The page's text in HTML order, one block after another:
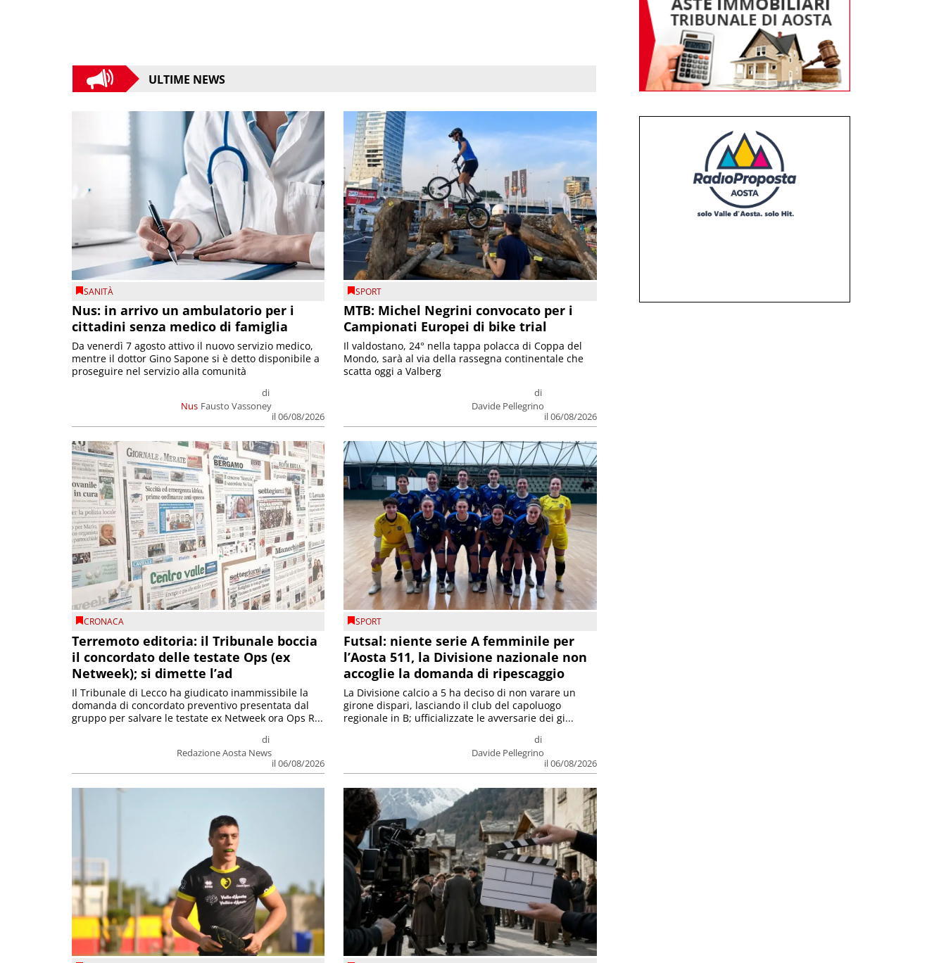
ULTIME NEWS
SANITÀ
Nus: in arrivo un ambulatorio per i
cittadini senza medico di famiglia
Nus
di
Fausto Vassoney
il 06/08/2026
Da venerdì 7 agosto attivo il nuovo servizio medico,
mentre il dottor Gino Sapone si è detto disponibile a
proseguire nel servizio alla comunità
SPORT
MTB: Michel Negrini convocato per i
Campionati Europei di bike trial
di
Davide Pellegrino
il 06/08/2026
Il valdostano, 24° nella tappa polacca di Coppa del
Mondo, sarà al via della rassegna continentale che
scatta oggi a Valberg
CRONACA
Terremoto editoria: il Tribunale boccia
il concordato delle testate Ops (ex
Netweek); si dimette l’ad
di
Redazione Aosta News
il 06/08/2026
Il Tribunale di Lecco ha giudicato inammissibile la
domanda di concordato preventivo presentata dal
gruppo per salvare le testate ex Netweek ora Ops R...
SPORT
Futsal: niente serie A femminile per
l’Aosta 511, la Divisione nazionale non
accoglie la domanda di ripescaggio
di
Davide Pellegrino
il 06/08/2026
La Divisione calcio a 5 ha deciso di non varare un
girone dispari, lasciando il club del capoluogo
regionale in B; ufficializzate le avversarie dei gi...